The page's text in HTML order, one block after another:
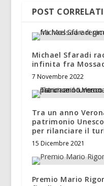
POST CORRELATI
Michael Sfaradi
infinita fra
7 Novembre 2022
Tra un anno
patrimonio
per rilanciare il
15 Dicembre 2021
Premio Mario